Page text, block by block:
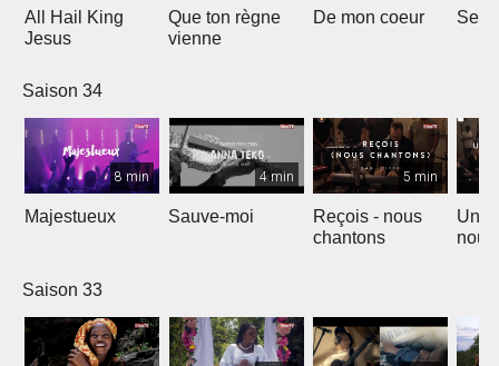
All Hail King
Jesus
Que ton règne
vienne
De mon coeur
Saison 34
8 min
Majestueux
4 min
Sauve-moi
5 min
Reçois - nous
chantons
Un
Saison 33